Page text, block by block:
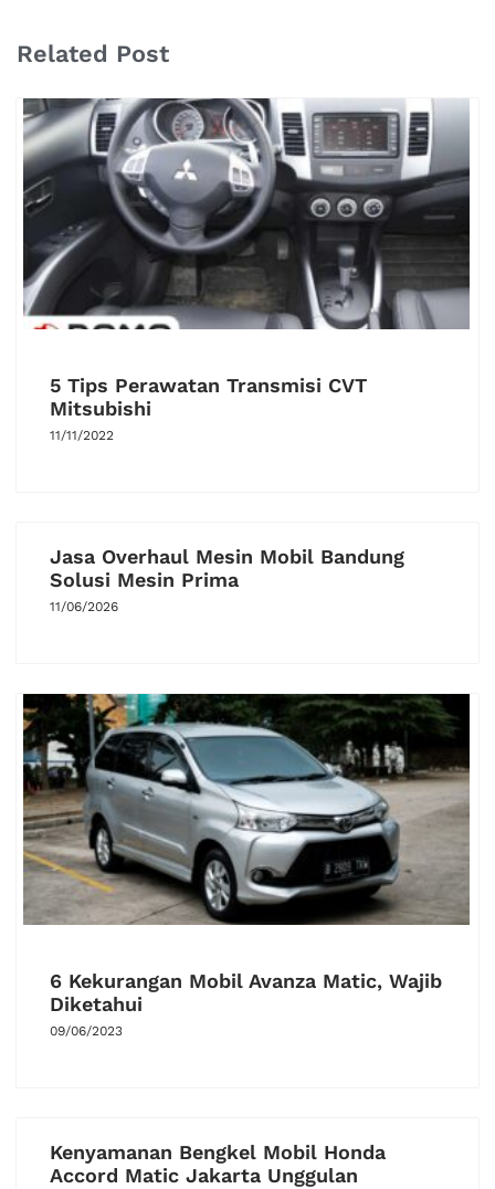
Related Post
5 Tips Perawatan Transmisi CVT
Mitsubishi
11/11/2022
Jasa Overhaul Mesin Mobil Bandung
Solusi Mesin Prima
11/06/2026
6 Kekurangan Mobil Avanza Matic, Wajib
Diketahui
09/06/2023
Kenyamanan Bengkel Mobil Honda
Accord Matic Jakarta Unggulan